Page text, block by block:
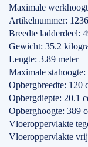
Maximale
Artikelnummer:
Breedte ladderdeel:
Gewicht: 35.2
Lengte: 3.89 meter
Maximale stahoogte:
Opbergbreedte: 120
Opbergdiepte: 20.1
Opberghoogte: 389
Vloeroppervlakte
Vloeroppervlakte